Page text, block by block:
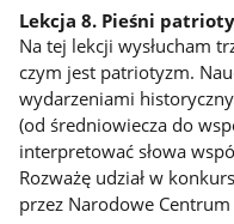
Lekcja 8. Pieśni
Na tej lekcji wysłucham
czym jest patriotyzm.
wydarzeniami
(od średniowiecza do
interpretować słowa
Rozważę udział w
przez Narodowe